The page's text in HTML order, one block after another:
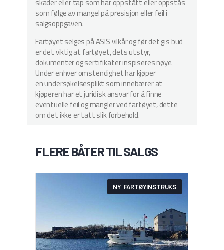
skader eller tap som har oppstått eller oppstås
som følge av mangel på presisjon eller feil i
salgsoppgaven.
Fartøyet selges på ASIS vilkår og før det gis bud
er det viktig at fartøyet, dets utstyr,
dokumenter og sertifikater inspiseres nøye.
Under enhver omstendighet har kjøper
en undersøkelsesplikt som innebærer at
kjøperen har et juridisk ansvar for å finne
eventuelle feil og mangler ved fartøyet, dette
om det ikke er tatt slik forbehold.
FLERE BÅTER TIL SALGS
NY FARTØYINSTRUKS